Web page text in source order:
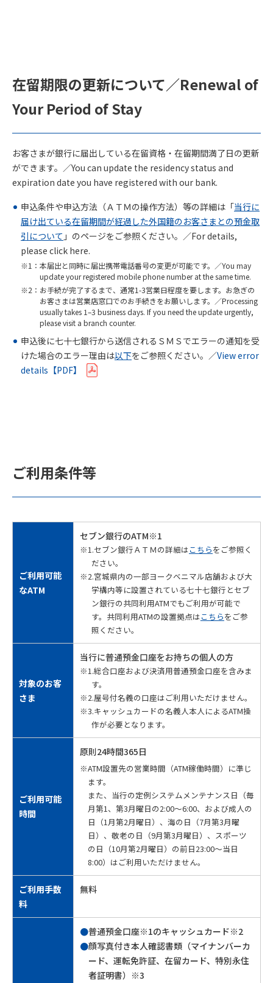
在留期限の更新について／Renewal of
Your Period of Stay
お客さまが銀行に届出している在留資格・在留期間満了日の更新
ができます。／You can update the residency status and
expiration date you have registered with our bank.
申込条件や申込方法（ＡＴＭの操作方法）等の詳細は「当行に
届け出ている在留期間が経過した外国籍のお客さまとの預金取
引について 」のページをご参照ください。／For details,
please click here.
本届出と同時に届出携帯電話番号の変更が可能です。／You may
update your registered mobile phone number at the same time.
お手続が完了するまで、通常1-3営業日程度を要します。お急ぎの
お客さまは営業店窓口でのお手続きをお願いします。／Processing
usually takes 1–3 business days. If you need the update urgently,
please visit a branch counter.
申込後に七十七銀行から送信されるＳＭＳでエラーの通知を受
けた場合のエラー理由は以下をご参照ください。／View error
details【PDF】
ご利用条件等
ご利用可能
なATM
セブン銀行のATM※1
※1.セブン銀行ＡＴＭの詳細はこちらをご参照く
ださい。
※2.宮城県内の一部ヨークベニマル店舗および大
学構内等に設置されている七十七銀行とセブ
ン銀行の共同利用ATMでもご利用が可能で
す。共同利用ATMの設置拠点はこちらをご参
照ください。
対象のお客
さま
当行に普通預金口座をお持ちの個人の方
※1.総合口座および決済用普通預金口座を含みま
す。
※2.屋号付名義の口座はご利用いただけません。
※3.キャッシュカードの名義人本人によるATM操
作が必要となります。
ご利用可能
時間
原則24時間365日
※ATM設置先の営業時間（ATM稼働時間）に準じ
ます。
また、当行の定例システムメンテナンス日（毎
月第1、第3月曜日の2:00～6:00、および成人の
日（1月第2月曜日）、海の日（7月第3月曜
日）、敬老の日（9月第3月曜日）、スポーツ
の日（10月第2月曜日）の前日23:00～当日
8:00）はご利用いただけません。
ご利用手数
料
無料
●普通預金口座※1のキャッシュカード※2
●顔写真付き本人確認書類（マイナンバーカ
ード、運転免許証、在留カード、特別永住
者証明書）※3